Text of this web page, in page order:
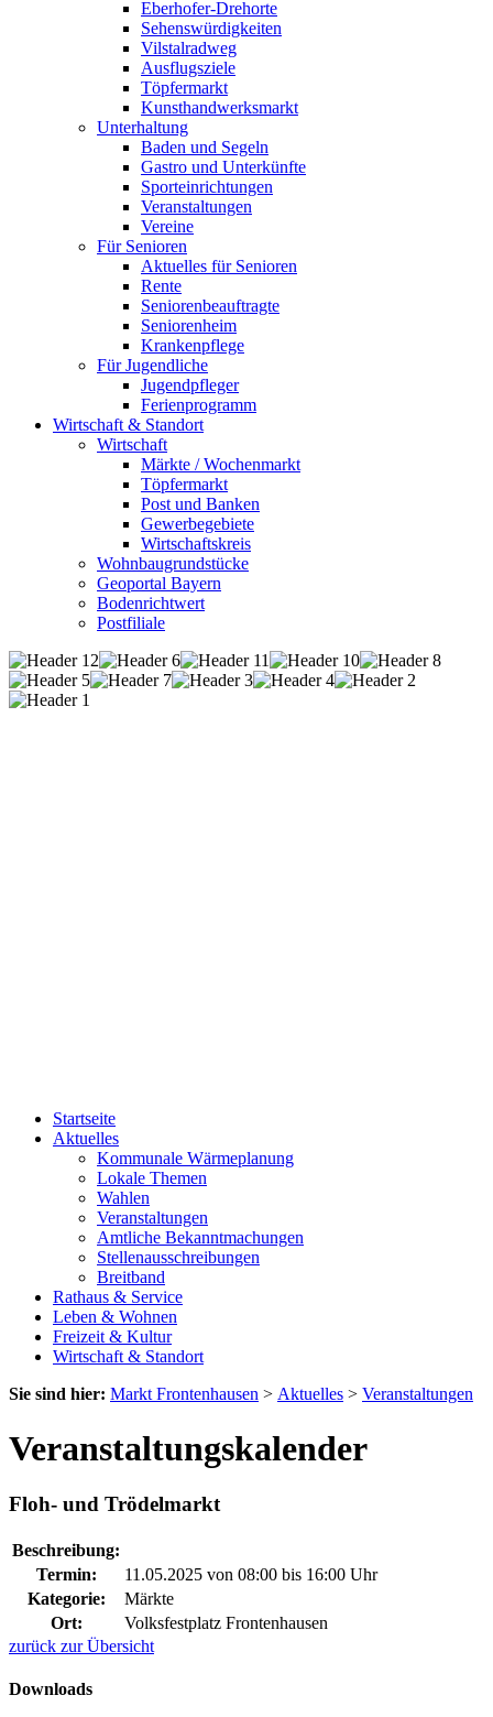
Eberhofer-Drehorte
Sehenswürdigkeiten
Vilstalradweg
Ausflugsziele
Töpfermarkt
Kunsthandwerksmarkt
Unterhaltung
Baden und Segeln
Gastro und Unterkünfte
Sporteinrichtungen
Veranstaltungen
Vereine
Für Senioren
Aktuelles für Senioren
Rente
Seniorenbeauftragte
Seniorenheim
Krankenpflege
Für Jugendliche
Jugendpfleger
Ferienprogramm
Wirtschaft & Standort
Wirtschaft
Märkte / Wochenmarkt
Töpfermarkt
Post und Banken
Gewerbegebiete
Wirtschaftskreis
Wohnbaugrundstücke
Geoportal Bayern
Bodenrichtwert
Postfiliale
Startseite
Aktuelles
Kommunale Wärmeplanung
Lokale Themen
Wahlen
Veranstaltungen
Amtliche Bekanntmachungen
Stellenausschreibungen
Breitband
Rathaus & Service
Leben & Wohnen
Freizeit & Kultur
Wirtschaft & Standort
Sie sind hier: Markt Frontenhausen > Aktuelles > Veranstaltungen
Veranstaltungskalender
Floh- und Trödelmarkt
Beschreibung:
Termin:
11.05.2025 von 08:00 bis 16:00 Uhr
Kategorie:
Märkte
Ort:
Volksfestplatz Frontenhausen
zurück zur Übersicht
Downloads